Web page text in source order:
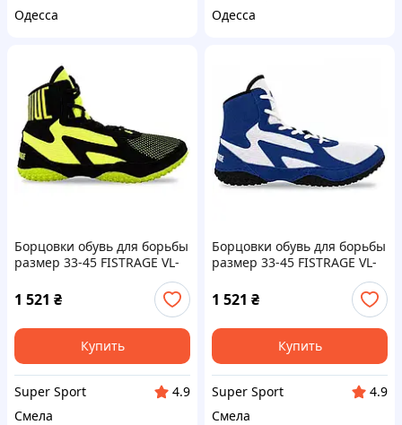
Одесса
Одесса
Борцовки обувь для борьбы
размер 33-45 FISTRAGE VL-
нескользящая резина,
цвета в ассортименте)
1 521 ₴
Купить
Super Sport
4.9
Смела
Борцовки обувь для борьбы
размер 33-45 FISTRAGE VL-
нескользящая резина,
цвета в ассортименте)
1 521 ₴
Купить
Super Sport
4.9
Смела